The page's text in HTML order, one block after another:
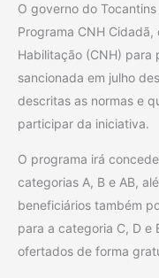
O governo do
Programa CNH
Habilitação (CNH) para
sancionada em julho
descritas as normas e
participar da iniciativa.
O programa irá
categorias A, B e AB,
beneficiários também
para a categoria C, D e
ofertados de forma